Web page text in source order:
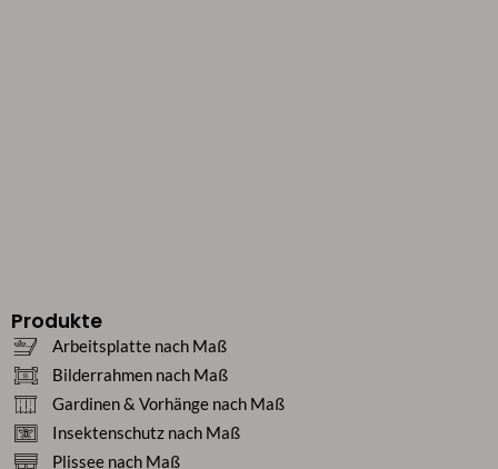
Produkte
Arbeitsplatte nach Maß
Bilderrahmen nach Maß
Gardinen & Vorhänge nach Maß
Insektenschutz nach Maß
Plissee nach Maß